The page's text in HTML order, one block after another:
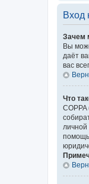
Вход
Зачем
Вы
даёт
вас
Что
личной